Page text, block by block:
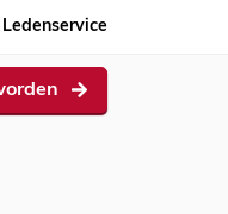
Ledenservice